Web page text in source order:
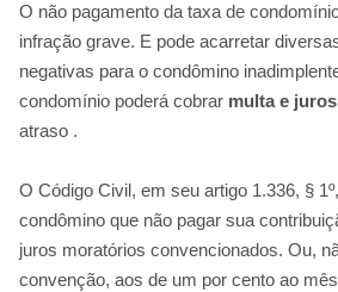
O não pagamento da taxa de
infração grave. E pode acarretar
negativas para o condômino
condomínio poderá cobrar multa e juros
atraso .
O Código Civil, em seu artigo 1.336, §
condômino que não pagar sua
juros moratórios convencionados. Ou,
convenção, aos de um por cento ao